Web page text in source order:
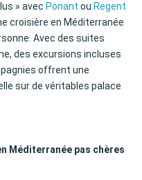
» avec Ponant ou Regent
croisière en Méditerranée
Avec des suites
des excursions incluses
offrent une
sur de véritables palace
Méditerranée pas chères